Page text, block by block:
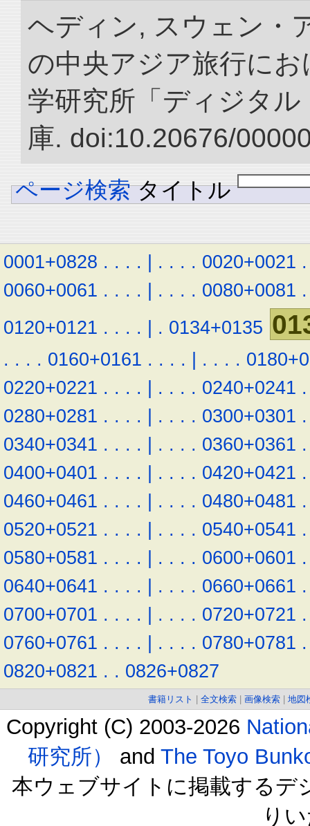
ヘディン, スウェン・
の中央アジア旅行にお
学研究所「ディジタ
庫. doi:10.20676/
ページ検索 タイトル
0001+0828 . . . . | . . . . 0020+0021 .
0060+0061 . . . . | . . . . 0080+0081 .
0120+0121 . . . . | . 0134+0135
. . . . 0160+0161 . . . . | . . . .
0220+0221 . . . . | . . . . 0240+0241 .
0280+0281 . . . . | . . . . 0300+0301 .
0340+0341 . . . . | . . . . 0360+0361 .
0400+0401 . . . . | . . . . 0420+0421 .
0460+0461 . . . . | . . . . 0480+0481 .
0520+0521 . . . . | . . . . 0540+0541 .
0580+0581 . . . . | . . . . 0600+0601 .
0640+0641 . . . . | . . . . 0660+0661 .
0700+0701 . . . . | . . . . 0720+0721 .
0760+0761 . . . . | . . . . 0780+0781 .
0820+0821 . . 0826+0827
書籍リスト 全文検索 画像検索 地図
Copyright (C) 2003-2026
研究所）
and The Toyo
本ウェブサイトに掲載するデ
り